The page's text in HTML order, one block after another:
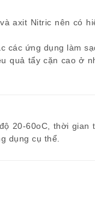
axit Nitric nên có
các ứng dụng làm
quả tẩy cặn cao ở
20-60oC, thời gian
dụng cụ thể.